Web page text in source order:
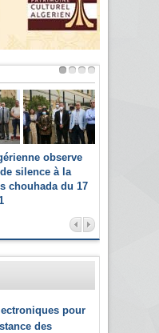
observe
silence à la
chouhada du 17
pour
des